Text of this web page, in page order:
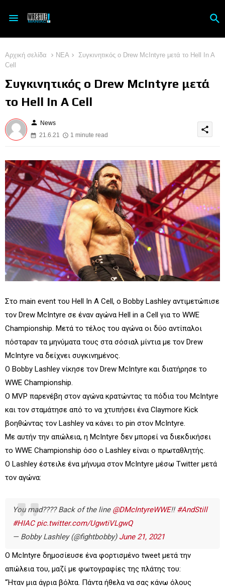
Αρχική σελίδα ΝΕΑ
Συγκινητικός ο Drew McIntyre μετά το Hell In A
Cell
Συγκινητικός ο Drew McIntyre μετά
το Hell In A Cell
person News
21.6.21
1 minute read
share
Στο main event του Hell In A Cell, ο Bobby Lashley αντιμετώπισε
τον Drew McIntyre σε έναν αγώνα Hell in a Cell για το WWE
Championship. Μετά το τέλος του αγώνα οι δύο αντίπαλοι
πόσταραν τα μηνύματα τους στα σόσιαλ μίντια με τον Drew
McIntyre να δείχνει συγκινημένος.
Ο Bobby Lashley νίκησε τον Drew McIntyre και διατήρησε το
WWE Championship.
Ο MVP παρενέβη στον αγώνα κρατώντας τα πόδια του McIntyre
και τον σταμάτησε από το να χτυπήσει ένα Claymore Kick
βοηθώντας τον Lashley να κάνει το pin στον McIntyre.
Με αυτήν την απώλεια, η McIntyre δεν μπορεί να διεκδικήσει
το WWE Championship όσο ο Lashley είναι ο πρωταθλητής.
Ο Lashley έστειλε ένα μήνυμα στον McIntyre μέσω Twitter μετά
τον αγώνα:
You mad???? Back of the line @DMcIntyreWWE!!#AndStill
#HIAC pic.twitter.com/UgwtiVLgwQ
— Bobby Lashley (@fightbobby) June 21, 2021
Ο McIntyre δημοσίευσε ένα φορτισμένο tweet μετά την
απώλεια του, μαζί με φωτογραφίες της πλάτης του:
"Ήταν μια άγρια βόλτα. Πάντα ήθελα να σας κάνω όλους